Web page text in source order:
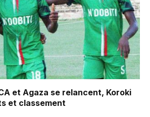
et Agaza se relancent, Koroki
et classement